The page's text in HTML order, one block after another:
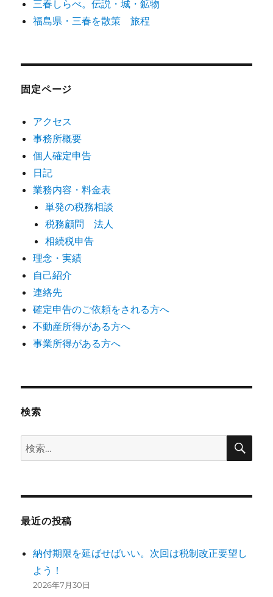
三春しらべ。伝説・城・鉱物
福島県・三春を散策 旅程
固定ページ
アクセス
事務所概要
個人確定申告
日記
業務内容・料金表
単発の税務相談
税務顧問 法人
相続税申告
理念・実績
自己紹介
連絡先
確定申告のご依頼をされる方へ
不動産所得がある方へ
事業所得がある方へ
検索
検
索:
検
最近の投稿
納付期限を延ばせばいい。次回は税制改正要望し
よう！
2026年7月30日